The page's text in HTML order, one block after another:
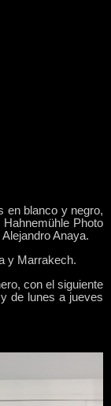
en blanco y negro,
Photo
Anaya.
y Marrakech.
con el siguiente
de lunes a jueves